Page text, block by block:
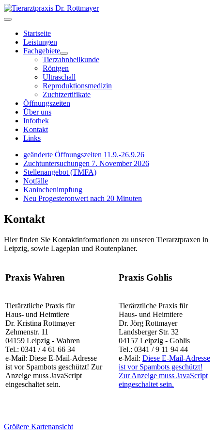
Startseite
Leistungen
Fachgebiete
Tierzahnheilkunde
Röntgen
Ultraschall
Reproduktionsmedizin
Zuchtzertifikate
Öffnungszeiten
Über uns
Infothek
Kontakt
Links
geänderte Öffnungszeiten 11.9.-26.9.26
Zuchtuntersuchungen 7. November 2026
Stellenangebot (TMFA)
Notfälle
Kaninchenimpfung
Neu Progesteronwert nach 20 Minuten
Kontakt
Hier finden Sie Kontaktinformationen zu unseren Tierarztpraxen in
Leipzig, sowie Lageplan und Routenplaner.
Praxis Wahren Praxis Gohlis
Tierärztliche Praxis für
Haus- und Heimtiere
Dr. Kristina Rottmayer
Zehmenstr. 11
04159 Leipzig - Wahren
Tel.: 0341 / 4 61 66 34
e-Mail: Diese E-Mail-Adresse
ist vor Spambots geschützt! Zur
Anzeige muss JavaScript
eingeschaltet sein.
Tierärztliche Praxis für
Haus- und Heimtiere
Dr. Jörg Rottmayer
Landsberger Str. 32
04157 Leipzig - Gohlis
Tel.: 0341 / 9 11 94 44
e-Mail: Diese E-Mail-Adresse
ist vor Spambots geschützt!
Zur Anzeige muss JavaScript
eingeschaltet sein.
Größere Kartenansicht